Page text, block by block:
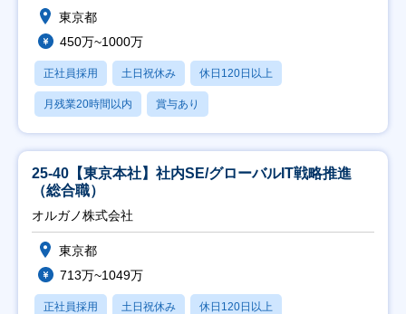
東京都
450万~1000万
正社員採用 土日祝休み 休日120日以上
月残業20時間以内 賞与あり
25-40【東京本社】社内SE/グローバルIT戦略推進
（総合職）
オルガノ株式会社
東京都
713万~1049万
正社員採用 土日祝休み 休日120日以上